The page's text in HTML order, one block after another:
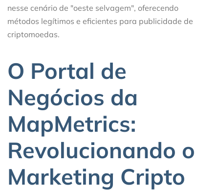
nesse cenário de "oeste selvagem", oferecendo
métodos legítimos e eficientes para publicidade de
criptomoedas.
O Portal de
Negócios da
MapMetrics:
Revolucionando o
Marketing Cripto